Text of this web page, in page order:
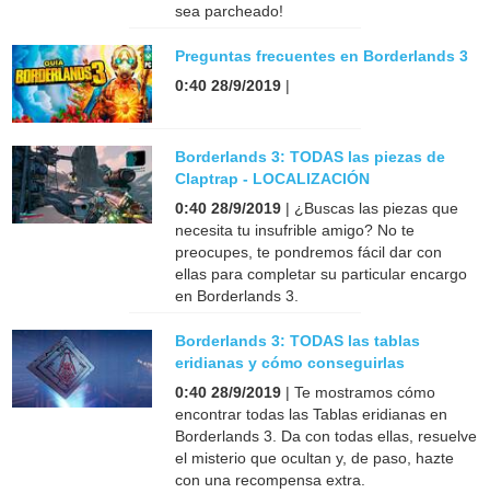
sea parcheado!
Preguntas frecuentes en Borderlands 3
0:40 28/9/2019 |
Borderlands 3: TODAS las piezas de
Claptrap - LOCALIZACIÓN
0:40 28/9/2019 | ¿Buscas las piezas que
necesita tu insufrible amigo? No te
preocupes, te pondremos fácil dar con
ellas para completar su particular encargo
en Borderlands 3.
Borderlands 3: TODAS las tablas
eridianas y cómo conseguirlas
0:40 28/9/2019 | Te mostramos cómo
encontrar todas las Tablas eridianas en
Borderlands 3. Da con todas ellas, resuelve
el misterio que ocultan y, de paso, hazte
con una recompensa extra.